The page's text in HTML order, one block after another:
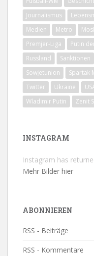
Journalismus
Medien
Metro
Premjer-Liga
Putin
Russland
Sanktionen
Sowjetunion
Spartak
Twitter
Ukraine
Wladimir Putin
Zenit
INSTAGRAM
Instagram has
Mehr Bilder hier
ABONNIEREN
RSS - Beiträge
RSS - Kommentare